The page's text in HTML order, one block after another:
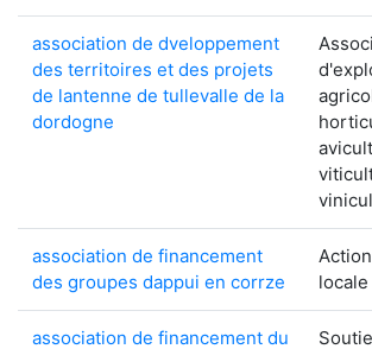
association de dveloppement
des territoires et des projets
de lantenne de tullevalle de la
dordogne
association de financement
des groupes dappui en corrze
locale
association de financement du